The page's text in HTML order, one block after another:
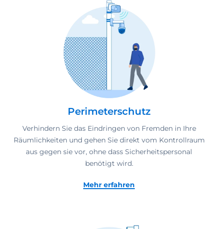
Perimeterschutz
Verhindern Sie das Eindringen von Fremden in Ihre
Räumlichkeiten und gehen Sie direkt vom Kontrollraum
aus gegen sie vor, ohne dass Sicherheitspersonal
benötigt wird.
Mehr erfahren